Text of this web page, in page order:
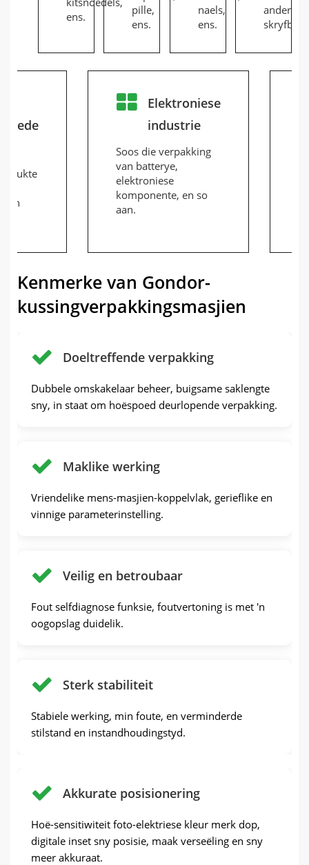
ens.
pille,
ens.
naels,
ens.
ander
en
Elektroniese
industrie
Soos die verpakking
van batterye,
elektroniese
komponente, en so
aan.
Kenmerke van Gondor-
kussingverpakkingsmasjien
Doeltreffende verpakking
Dubbele omskakelaar beheer, buigsame saklengte
sny, in staat om hoëspoed deurlopende verpakking.
Maklike werking
Vriendelike mens-masjien-koppelvlak, gerieflike en
vinnige parameterinstelling.
Veilig en betroubaar
Fout selfdiagnose funksie, foutvertoning is met 'n
oogopslag duidelik.
Sterk stabiliteit
Stabiele werking, min foute, en verminderde
stilstand en instandhoudingstyd.
Akkurate posisionering
Hoë-sensitiwiteit foto-elektriese kleur merk dop,
digitale inset sny posisie, maak verseëling en sny
meer akkuraat.